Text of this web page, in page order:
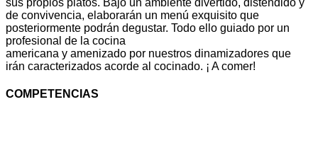
de convivencia, elaborarán un menú exquisito que
posteriormente podrán degustar. Todo ello guiado por un
profesional de la cocina
americana y amenizado por nuestros dinamizadores que
irán caracterizados acorde al cocinado. ¡ A comer!
COMPETENCIAS